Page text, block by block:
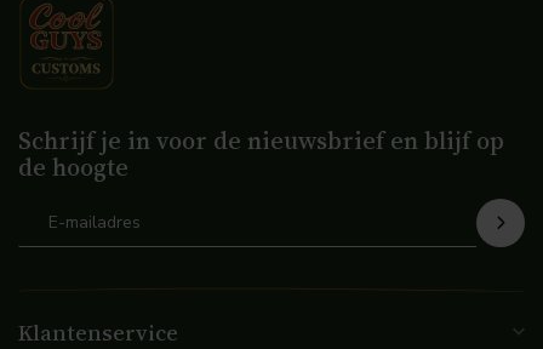
Schrijf je in voor de nieuwsbrief en blijf op
de hoogte
Klantenservice